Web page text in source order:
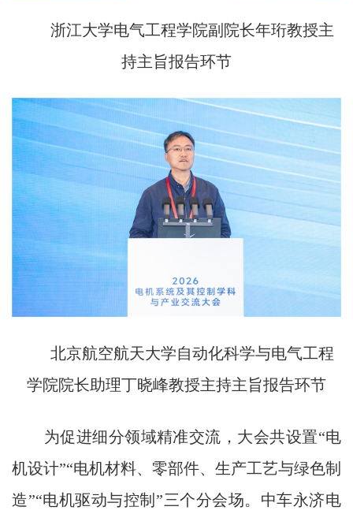
浙江大学电气工程学院副院长年珩教授主
持主旨报告环节
北京航空航天大学自动化科学与电气工程
学院院长助理丁晓峰教授主持主旨报告环节
为促进细分领域精准交流，大会共设置“电
机设计”“电机材料、零部件、生产工艺与绿色制
造”“电机驱动与控制”三个分会场。中车永济电